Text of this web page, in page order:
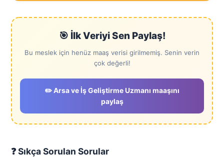
🎯 İlk Veriyi Sen Paylaş!
Bu meslek için henüz maaş verisi girilmemiş. Senin verin
çok değerli!
✏️ Arsa ve İş Geliştirme Uzmanı maaşını
paylaş
❓ Sıkça Sorulan Sorular